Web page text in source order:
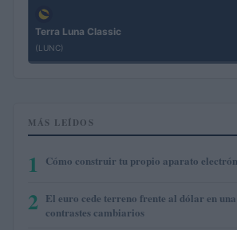
Terra Luna Classic
(LUNC)
MÁS LEÍDOS
1 Cómo construir tu propio aparato
2 El euro cede terreno frente al dólar en una
contrastes cambiarios